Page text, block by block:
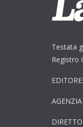
Testata
Registro